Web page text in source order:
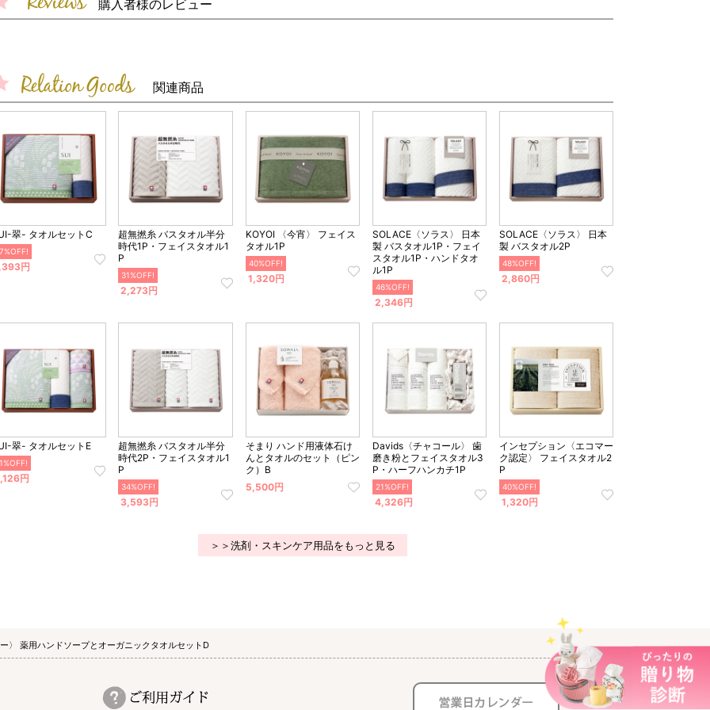
購入者様のレビュー
関連商品
翠- タオルセットC
円
超無撚糸 バスタオル半分
時代1P・フェイスタオル1
P
31%OFF!
2,273円
KOYOI 〈今宵〉 フェイス
タオル1P
40%OFF!
1,320円
SOLACE〈ソラス〉 日本
製 バスタオル1P・フェイ
スタオル1P・ハンドタオ
ル1P
46%OFF!
2,346円
SOLACE〈ソラス〉 日本
製 バスタオル2P
48%OFF!
2,860円
翠- タオルセットE
円
超無撚糸 バスタオル半分
時代2P・フェイスタオル1
P
34%OFF!
3,593円
そまり ハンド用液体石け
んとタオルのセット（ピン
ク）B
5,500円
Davids〈チャコール〉 歯
磨き粉とフェイスタオル3
P・ハーフハンカチ1P
21%OFF!
4,326円
インセプション〈エコマー
ク認定〉 フェイスタオル2
P
40%OFF!
1,320円
＞＞洗剤・スキンケア用品をもっと見る
〉 薬用ハンドソープとオーガニックタオルセットD